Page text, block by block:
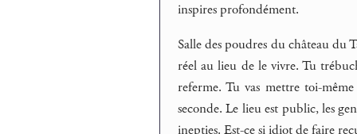
inspires profondément.
Salle des poudres du château du
réel au lieu de le vivre. Tu
referme. Tu vas mettre toi-
seconde. Le lieu est public, les
inepties. Est-ce si idiot de faire